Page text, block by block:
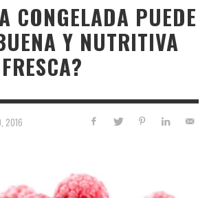
CONGELADA PUEDE
Y NUTRITIVA
2016